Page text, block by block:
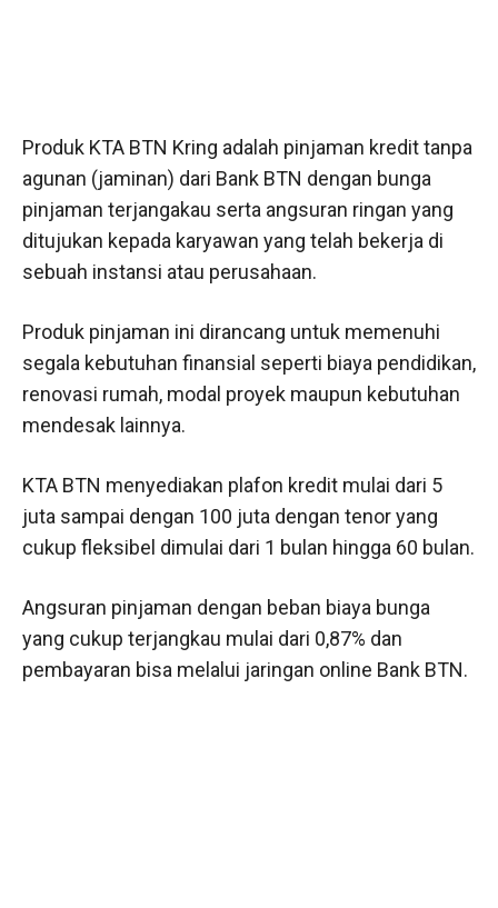
Produk KTA BTN Kring adalah pinjaman kredit tanpa
agunan (jaminan) dari Bank BTN dengan bunga
pinjaman terjangakau serta angsuran ringan yang
ditujukan kepada karyawan yang telah bekerja di
sebuah instansi atau perusahaan.
Produk pinjaman ini dirancang untuk memenuhi
segala kebutuhan finansial seperti biaya pendidikan,
renovasi rumah, modal proyek maupun kebutuhan
mendesak lainnya.
KTA BTN menyediakan plafon kredit mulai dari 5
juta sampai dengan 100 juta dengan tenor yang
cukup fleksibel dimulai dari 1 bulan hingga 60 bulan.
Angsuran pinjaman dengan beban biaya bunga
yang cukup terjangkau mulai dari 0,87% dan
pembayaran bisa melalui jaringan online Bank BTN.